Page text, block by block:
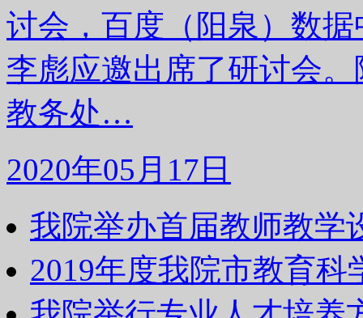
讨会，百度（阳泉）数
李彪应邀出席了研讨会
教务处…
2020年05月17日
我院举办首届教师教学
2019年度我院市教育